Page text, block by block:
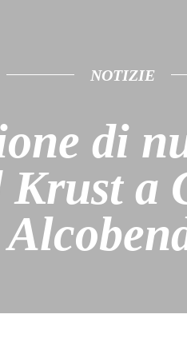
NOTIZIE
di
Krust a